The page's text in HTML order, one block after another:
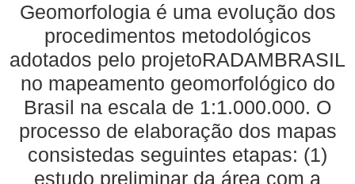
Geomorfologia é uma evolução dos
procedimentos metodológicos
adotados pelo projetoRADAMBRASIL
no mapeamento geomorfológico do
Brasil na escala de 1:1.000.000. O
processo de elaboração dos mapas
consistedas seguintes etapas: (1)
estudo preliminar da área com a